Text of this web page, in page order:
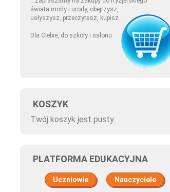
świata mody i urody, obejrzysz,
usłyszysz, przeczytasz, kupisz.
Dla Ciebie, do szkoły i salonu
KOSZYK
Twój koszyk jest pusty.
PLATFORMA EDUKACYJNA
Uczniowie Nauczyciele